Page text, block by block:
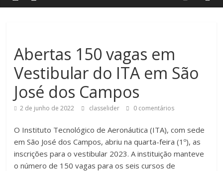
Abertas 150 vagas em
Vestibular do ITA em São
José dos Campos
2 de junho de 2022 classelider 0 comentários
O Instituto Tecnológico de Aeronáutica (ITA), com sede
em São José dos Campos, abriu na quarta-feira (1º), as
inscrições para o vestibular 2023. A instituição manteve
o número de 150 vagas para os seis cursos de